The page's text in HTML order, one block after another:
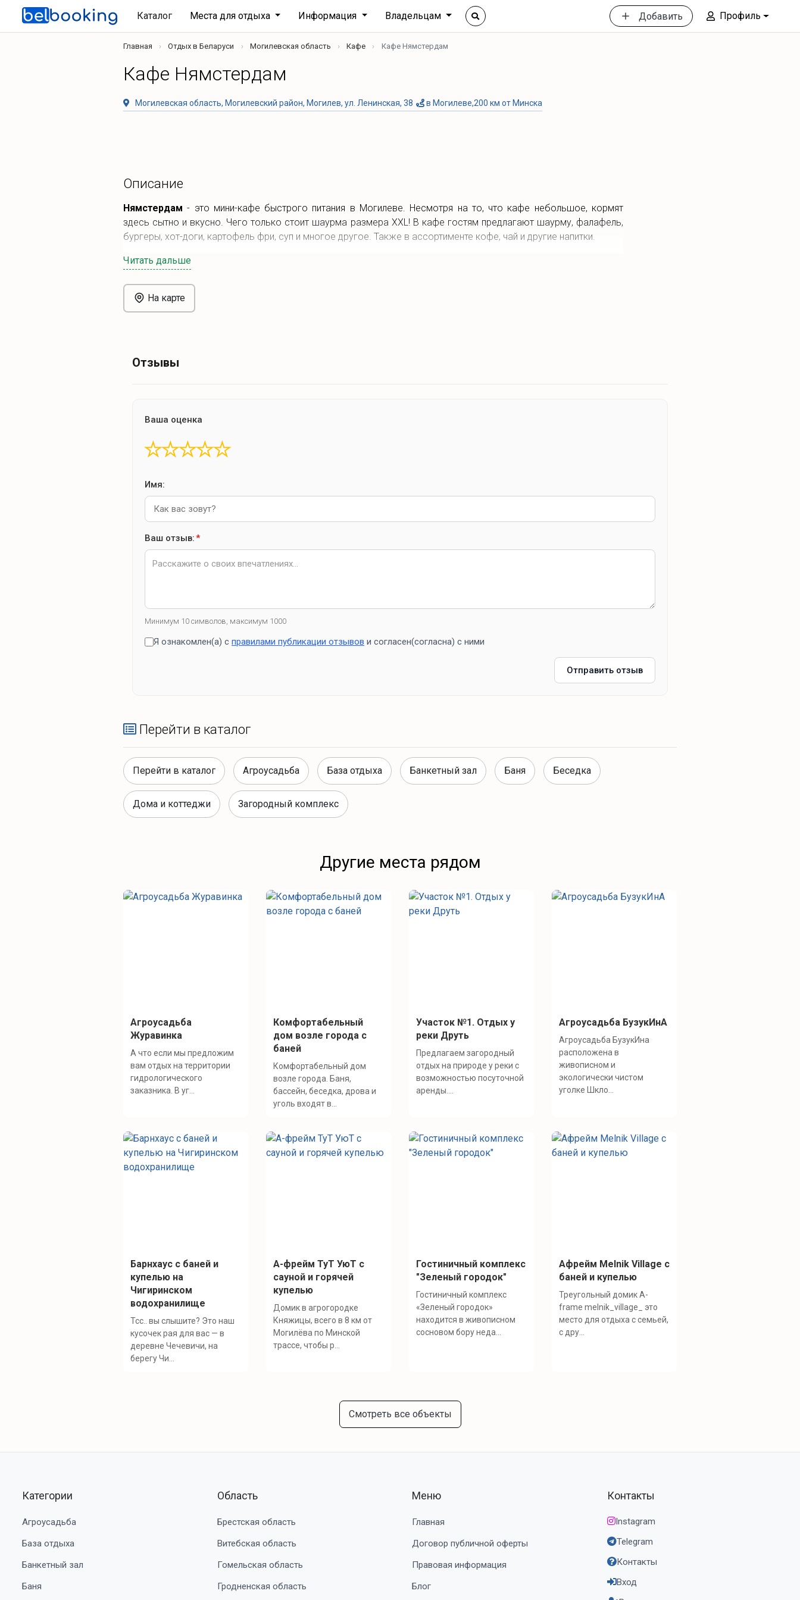
Каталог Места для отдыха Информация Владельцам Добавить Профиль
Главная Отдых в Беларуси Могилевская область Кафе Кафе Нямстердам
Кафе Нямстердам
Могилевская область, Могилевский район, Могилев, ул. Ленинская, 38 в Могилеве,200 км от Минска
Описание
Нямстердам - это мини-кафе быстрого питания в Могилеве. Несмотря на то, что кафе небольшое, кормят
здесь сытно и вкусно. Чего только стоит шаурма размера XXL! В кафе гостям предлагают шаурму, фалафель,
бургеры, хот-доги, картофель фри, суп и многое другое. Также в ассортименте кофе, чай и другие напитки.
Читать дальше
На карте
Отзывы
Ваша оценка
★
★
★
★
★
Имя:
Ваш отзыв:*
Минимум 10 символов, максимум 1000
Я ознакомлен(а) с правилами публикации отзывов и согласен(согласна) с ними
Отправить отзыв
Перейти в каталог
Перейти в каталог Агроусадьба База отдыха Банкетный зал Баня Беседка
Дома и коттеджи Загородный комплекс
Другие места рядом
Агроусадьба
Журавинка
А что если мы предложим
вам отдых на территории
гидрологического
заказника. В уг...
Комфортабельный
дом возле города с
баней
Комфортабельный дом
возле города. Баня,
бассейн, беседка, дрова и
уголь входят в...
Участок №1. Отдых у
реки Друть
Предлагаем загородный
отдых на природе у реки с
возможностью посуточной
аренды....
Агроусадьба БузукИнА
Агроусадьба БузукИна
расположена в
живописном и
экологически чистом
уголке Шкло...
Барнхаус с баней и
купелью на
Чигиринском
водохранилище
Тсс.. вы слышите? Это наш
кусочек рая для вас — в
деревне Чечевичи, на
берегу Чи...
А-фрейм ТуТ УюТ с
сауной и горячей
купелью
Домик в агрогородке
Княжицы, всего в 8 км от
Могилёва по Минской
трассе, чтобы р...
Гостиничный комплекс
"Зеленый городок"
Гостиничный комплекс
«Зеленый городок»
находится в живописном
сосновом бору неда...
Афрейм Melnik Village с
баней и купелью
Треугольный домик A-
frame melnik_village_ это
место для отдыха с семьей,
с дру...
Смотреть все объекты
Категории
Агроусадьба
База отдыха
Банкетный зал
Баня
Область
Брестская область
Витебская область
Гомельская область
Гродненская область
Меню
Главная
Договор публичной оферты
Правовая информация
Блог
Контакты
Instagram
Telegram
Контакты
Вход